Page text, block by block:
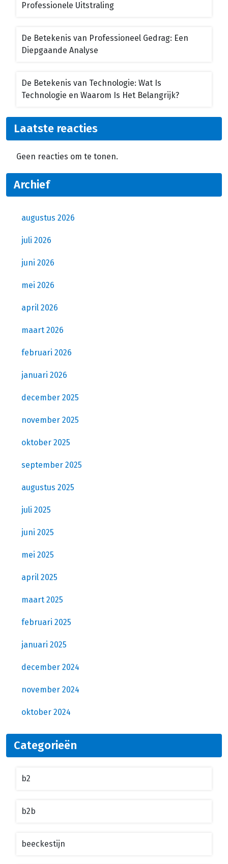
Professionele Uitstraling
De Betekenis van Professioneel Gedrag: Een
Diepgaande Analyse
De Betekenis van Technologie: Wat Is
Technologie en Waarom Is Het Belangrijk?
Laatste reacties
Geen reacties om te tonen.
Archief
augustus 2026
juli 2026
juni 2026
mei 2026
april 2026
maart 2026
februari 2026
januari 2026
december 2025
november 2025
oktober 2025
september 2025
augustus 2025
juli 2025
juni 2025
mei 2025
april 2025
maart 2025
februari 2025
januari 2025
december 2024
november 2024
oktober 2024
Categorieën
b2
b2b
beeckestijn